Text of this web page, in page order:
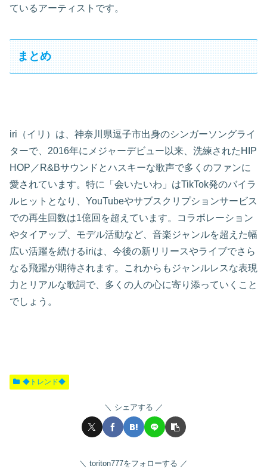
ているアーティストです。
まとめ
iri（イリ）は、神奈川県逗子市出身のシンガーソングライ
ターで、2016年にメジャーデビュー以来、洗練されたHIP
HOP／R&Bサウンドとハスキーな歌声で多くのファンに
愛されています。特に「会いたいわ」はTikTok発のバイラ
ルヒットとなり、YouTubeやサブスクリプションサービス
での再生回数は1億回を超えています。コラボレーション
やタイアップ、モデル活動など、音楽ジャンルを超えた幅
広い活躍を続けるiriは、今後の新リリースやライブでさら
なる飛躍が期待されます。これからもジャンルレスな表現
力とリアルな歌詞で、多くの人の心に寄り添っていくこと
でしょう。
◆トレンド◆
シェアする
toriton777をフォローする